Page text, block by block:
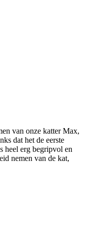
van onze katter Max,
dat het de eerste
heel erg begripvol en
nemen van de kat,